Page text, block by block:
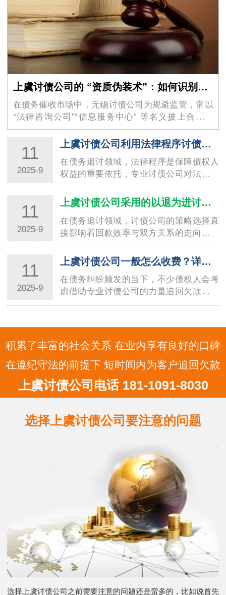
上虞讨债公司的 “资质伪装术”：如何识别虚假的 “法律咨询” 外衣？
在债务催收市场中，无锡讨债公司为规避监管，常以
“法律咨询公司”“信息服务中心” 等名义披上合法外
衣，其隐蔽性极强的 “资质伪装术” 让不少债权人掉入
陷阱。这些机构看似持有工商营业执照，实则…
11
2025-9
上虞讨债公司利用法律程序讨债的技巧与要点
在债务追讨领域，法律程序是保障债权人
权益的重要依托，专业讨债公司对法律工
具的熟练运用，直接决定了回款效率与合
规性。温州讨债公司在长期服务本地企业
与个人的过程中，积累了丰富的法律程序
讨债经…
11
2025-9
上虞讨债公司采用的以退为进讨债方法分析
在债务追讨领域，讨债公司的策略选择直
接影响着回款效率与双方关系的走向。其
中，“以退为进” 作为一种兼具灵活性与策
略性的方法，被不少专业讨债公司广泛应
用，温州讨债公司在这一方法的实践中便
积…
11
2025-9
上虞讨债公司一般怎么收费？详细解读收费标准
在债务纠纷频发的当下，不少债权人会考
虑借助专业讨债公司的力量追回欠款，而
收费标准往往是大家关注的核心问题。不
在差异，宁波讨债公司作为当地债务催收
领域的…
积累了丰富的社会关系 在业内享有良好的口碑
在遵纪守法的前提下 短时间内为客户追回欠款
上虞讨债公司电话 181-1091-8030
选择上虞讨债公司要注意的问题
选择上虞讨债公司之前需要注意的问题还是蛮多的，比如说首先